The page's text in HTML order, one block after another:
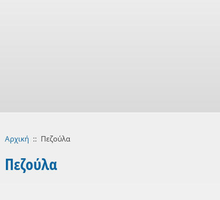
Αρχική :: Πεζούλα
Πεζούλα